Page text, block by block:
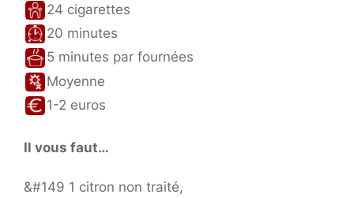
24 cigarettes
20 minutes
5 minutes par fournées
Moyenne
1-2 euros
Il vous faut…
&#149 1 citron non traité,